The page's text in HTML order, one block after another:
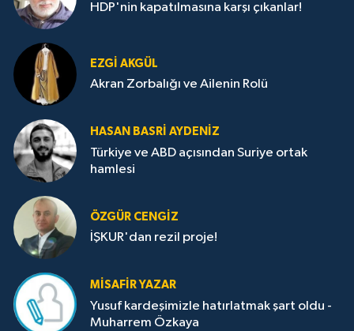
HDP'nin kapatılmasına karşı çıkanlar!
EZGI AKGÜL
Akran Zorbalığı ve Ailenin Rolü
HASAN BASRI AYDENIZ
Türkiye ve ABD açısından Suriye ortak
hamlesi
ÖZGÜR CENGIZ
İŞKUR'dan rezil proje!
MISAFIR YAZAR
Yusuf kardeşimizle hatırlatmak şart oldu -
Muharrem Özkaya